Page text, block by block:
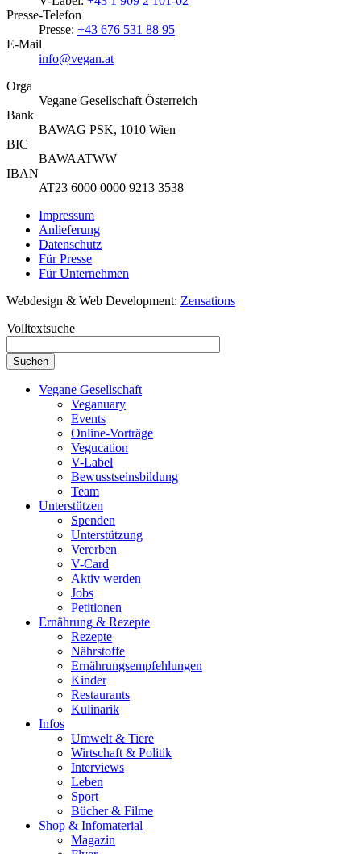
Presse-Telefon
Presse: +43 676 531 88 95
E-Mail
info@vegan.at
Orga
Vegane Gesellschaft Österreich
Bank
BAWAG PSK, 1010 Wien
BIC
BAWAATWW
IBAN
AT23 6000 0000 9213 3538
Impressum
Anlieferung
Datenschutz
Für Presse
Für Unternehmen
Webdesign & Web Development: Zensations
Volltextsuche
Vegane Gesellschaft
Veganuary
Events
Online-Vorträge
Vegucation
V-Label
Bewusstseinsbildung
Team
Unterstützen
Spenden
Unterstützung
Vererben
V-Card
Aktiv werden
Jobs
Petitionen
Ernährung & Rezepte
Rezepte
Nährstoffe
Ernährungsempfehlungen
Kinder
Restaurants
Kulinarik
Infos
Umwelt & Tiere
Wirtschaft & Politik
Interviews
Leben
Sport
Bücher & Filme
Shop & Infomaterial
Magazin